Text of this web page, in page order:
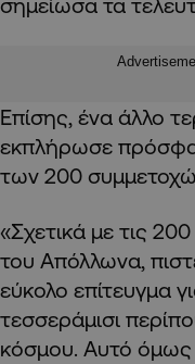
σημείωσα τα
Επίσης, ένα άλλο
εκπλήρωσε
των 200
«Σχετικά με τις
του Απόλλωνα,
εύκολο επίτευγμα
τεσσεράμισι
κόσμου. Αυτό όμως